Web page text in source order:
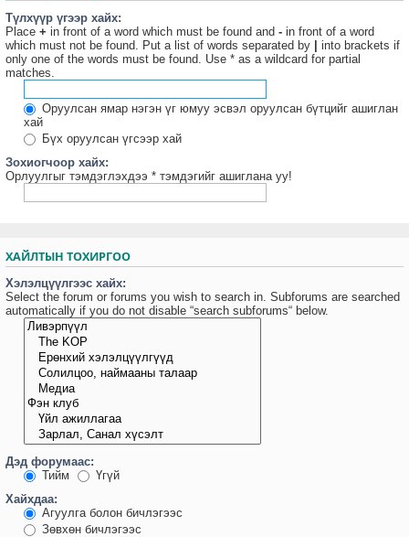
Түлхүүр үгээр хайх:
Place + in front of a word which must be found and - in front of a word
which must not be found. Put a list of words separated by | into brackets if
only one of the words must be found. Use * as a wildcard for partial
matches.
Оруулсан ямар нэгэн үг юмуу эсвэл оруулсан бүтцийг ашиглан
хай
Бүх оруулсан үгсээр хай
Зохиогчоор хайх:
Орлуулгыг тэмдэглэхдээ * тэмдэгийг ашиглана уу!
ХАЙЛТЫН ТОХИРГОО
Хэлэлцүүлгээс хайх:
Select the forum or forums you wish to search in. Subforums are searched
automatically if you do not disable “search subforums“ below.
Дэд форумаас:
Тийм
Үгүй
Хайхдаа:
Агуулга болон бичлэгээс
Зөвхөн бичлэгээс